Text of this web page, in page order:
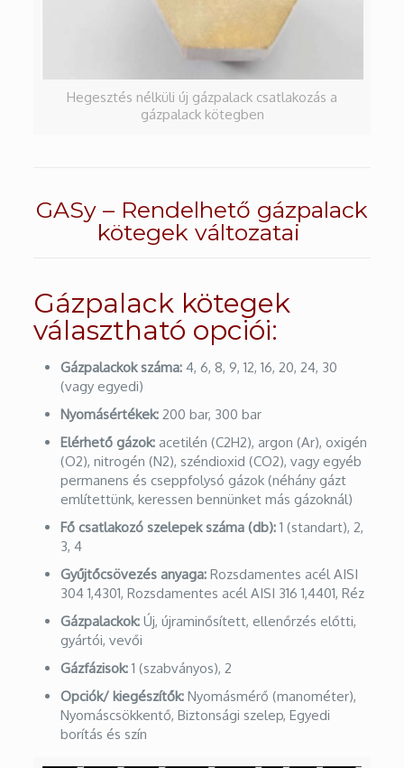
Hegesztés nélküli új gázpalack csatlakozás a
gázpalack kötegben
GASy – Rendelhető gázpalack
kötegek változatai
Gázpalack kötegek
választható opciói:
Gázpalackok száma:4, 6, 8, 9, 12, 16, 20, 24, 30
(vagy egyedi)
Nyomásértékek:200 bar, 300 bar
Elérhető gázok:acetilén (C2H2), argon (Ar), oxigén
(O2), nitrogén (N2), széndioxid (CO2), vagy egyéb
permanens és cseppfolysó gázok (néhány gázt
említettünk, keressen bennünket más gázoknál)
Fő csatlakozó szelepek száma (db):1 (standart), 2,
3, 4
Gyűjtőcsövezés anyaga:Rozsdamentes acél AISI
304 1,4301, Rozsdamentes acél AISI 316 1,4401, Réz
Gázpalackok:Új, újraminősített, ellenőrzés előtti,
gyártói, vevői
Gázfázisok:1 (szabványos), 2
Opciók/ kiegészítők:Nyomásmérő (manométer),
Nyomáscsökkentő, Biztonsági szelep, Egyedi
borítás és szín